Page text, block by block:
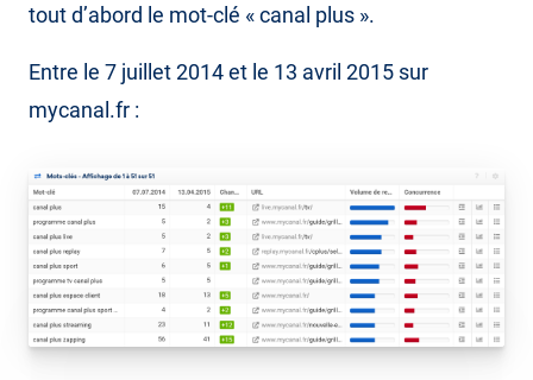
tout d’abord le mot-clé « canal plus ».
Entre le 7 juillet 2014 et le 13 avril 2015 sur
mycanal.fr :